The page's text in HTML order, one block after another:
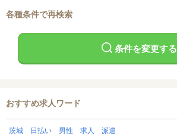
各種条件で再検索
条件を変更する
おすすめ求人ワード
茨城 日払い 男性 求人 派遣